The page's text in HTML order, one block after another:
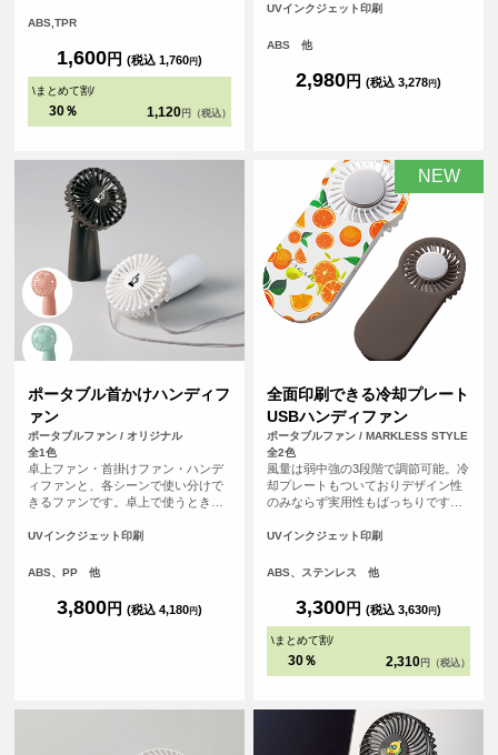
ナルプリントが可能な唯一のアイテ
いつでもどこでも手軽に使用可能で
す。（※単4乾電池×2本は別売で
す）。
ABS,TPR
1,600円 (税込 1,760円)
\まとめて割/
30％ 1,120 円（税込）
します。室内ではフックを横にして
バー部分へオリジナルプリントが可
やよりオリジナリティあふれるグッ
ズをご希望の方におススメです。
UVインクジェット印刷
ABS 他
2,980円 (税込 3,278円)
ポータブル首かけハンディフ
ァン
ポータブルファン / オリジナル
全1色
卓上ファン・首掛けファン・ハンデ
ィファンと、各シーンで使い分けで
きるファンです。卓上で使うときは
GOOD！快適な涼しさをお届けしま
リジナルデザインをプリント頂けま
UVインクジェット印刷
ABS、PP 他
3,800円 (税込 4,180円)
NEW
全面印刷できる冷却プレート
USBハンディファン
ポータブルファン / MARKLESS STYLE
全2色
風量は弱中強の3段階で調節可能。冷
却プレートもついておりデザイン性
のみならず実用性もばっちりです。
可動式スタンド付きなので卓上でも
いるため、首から下げてもお使いい
ーブル、ストラップ付き
UVインクジェット印刷
ABS、ステンレス 他
3,300円 (税込 3,630円)
\まとめて割/
30％ 2,310 円（税込）